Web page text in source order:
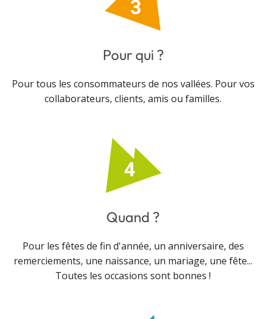
Pour qui ?
Pour tous les consommateurs de nos vallées. Pour vos
collaborateurs, clients, amis ou familles.
Quand ?
Pour les fêtes de fin d'année, un anniversaire, des
remerciements, une naissance, un mariage, une fête...
Toutes les occasions sont bonnes !